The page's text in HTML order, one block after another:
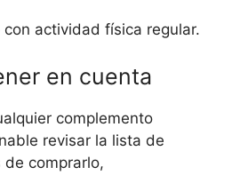
con actividad física regular.
en cuenta
complemento
revisar la lista de
de comprarlo,